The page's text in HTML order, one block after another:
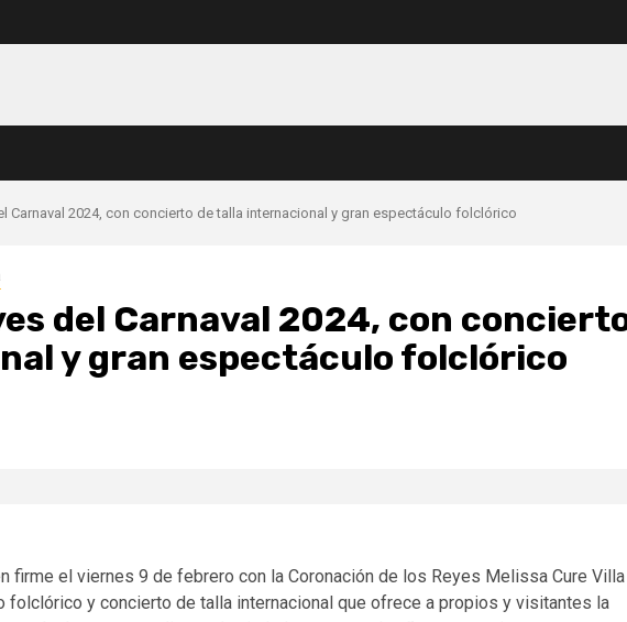
Carnaval 2024, con concierto de talla internacional y gran espectáculo folclórico
del Carnaval 2024, con
y gran espectáculo folclórico
firme el viernes 9 de febrero con la Coronación de los Reyes Melissa Cure
folclórico y concierto de talla internacional que ofrece a propios y visitantes la